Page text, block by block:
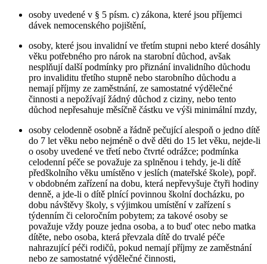
osoby uvedené v § 5 písm. c) zákona, které jsou příjemci
dávek nemocenského pojištění,
osoby, které jsou invalidní ve třetím stupni nebo které dosáhly
věku potřebného pro nárok na starobní důchod, avšak
nesplňují další podmínky pro přiznání invalidního důchodu
pro invaliditu třetího stupně nebo starobního důchodu a
nemají příjmy ze zaměstnání, ze samostatné výdělečné
činnosti a nepožívají žádný důchod z ciziny, nebo tento
důchod nepřesahuje měsíčně částku ve výši minimální mzdy,
osoby celodenně osobně a řádně pečující alespoň o jedno dítě
do 7 let věku nebo nejméně o dvě děti do 15 let věku, nejde-li
o osoby uvedené ve třetí nebo čtvrté odrážce; podmínka
celodenní péče se považuje za splněnou i tehdy, je-li dítě
předškolního věku umístěno v jeslích (mateřské škole), popř.
v obdobném zařízení na dobu, která nepřevyšuje čtyři hodiny
denně, a jde-li o dítě plnící povinnou školní docházku, po
dobu návštěvy školy, s výjimkou umístění v zařízení s
týdenním či celoročním pobytem; za takové osoby se
považuje vždy pouze jedna osoba, a to buď otec nebo matka
dítěte, nebo osoba, která převzala dítě do trvalé péče
nahrazující péči rodičů, pokud nemají příjmy ze zaměstnání
nebo ze samostatné výdělečné činnosti,